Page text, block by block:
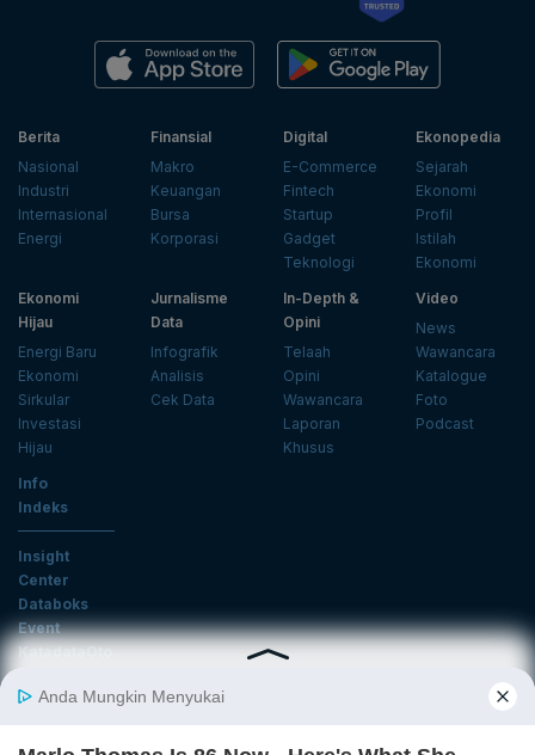
Berita
Nasional
Industri
Internasional
Energi
Finansial
Makro
Keuangan
Bursa
Korporasi
Digital
E-Commerce
Fintech
Startup
Gadget
Teknologi
Ekonopedia
Sejarah
Ekonomi
Profil
Istilah
Ekonomi
Ekonomi
Hijau
Energi Baru
Ekonomi
Sirkular
Investasi
Hijau
Jurnalisme
Data
Infografik
Analisis
Cek Data
In-Depth &
Opini
Telaah
Opini
Wawancara
Laporan
Khusus
Video
News
Wawancara
Katalogue
Foto
Podcast
Info
Indeks
Insight
Center
Databoks
Event
KatadataOto